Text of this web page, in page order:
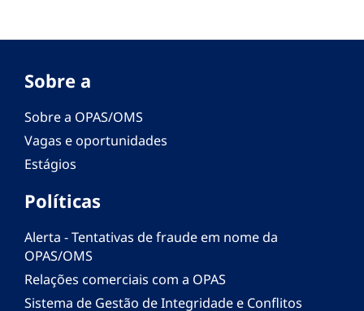
Sobre a
Sobre a OPAS/OMS
Vagas e oportunidades
Estágios
Políticas
Alerta - Tentativas de fraude em nome da
OPAS/OMS
Relações comerciais com a OPAS
Sistema de Gestão de Integridade e Conflitos